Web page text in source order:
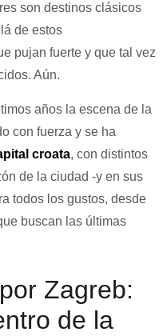
son destinos clásicos
de estos
pujan fuerte y que tal vez
Aún.
años la escena de la
con fuerza y se ha
croata, con distintos
de la ciudad -y en sus
todos los gustos, desde
buscan las últimas
Zagreb:
de la